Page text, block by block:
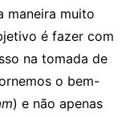
maneira muito
é fazer com
na tomada de
o bem-
) e não apenas